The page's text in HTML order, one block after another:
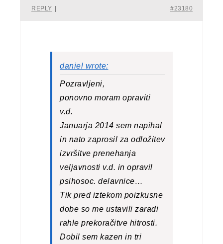
#23180
REPLY
daniel wrote:
Pozravljeni,
ponovno moram opraviti
v.d.
Januarja 2014 sem napihal
in nato zaprosil za odložitev
izvršitve prenehanja
veljavnosti v.d. in opravil
psihosoc. delavnice…
Tik pred iztekom poizkusne
dobe so me ustavili zaradi
rahle prekoračitve hitrosti.
Dobil sem kazen in tri